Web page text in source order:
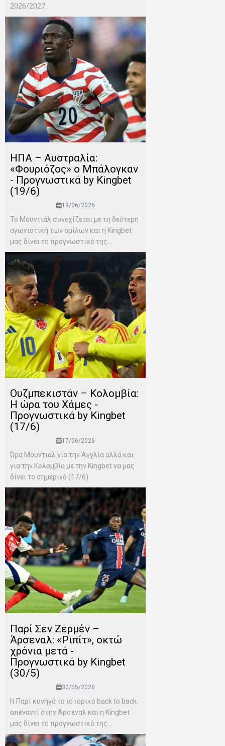
2026/2027.
ΗΠΑ – Αυστραλία:
«Φουριόζος» ο Μπάλογκαν
- Προγνωστικά by Kingbet
(19/6)
19/06/2026
Το Μουντιάλ συνεχίζεται με τη δεύτερη
αγωνιστική των ομίλων και η Kingbet
μας δίνει το προγνωστικό της...
Ουζμπεκιστάν – Κολομβία:
Η ώρα του Χάμες -
Προγνωστικά by Kingbet
(17/6)
17/06/2026
Ώρα Μουντιάλ για την Αγγλία αλλά και
για την Κολομβία με την Kingbet να μας
δίνει το σημερινό (17/6)...
Παρί Σεν Ζερμέν –
Άρσεναλ: «Ριπίτ», οκτώ
χρόνια μετά -
Προγνωστικά by Kingbet
(30/5)
30/05/2026
Η Παρί κυνηγά το ιστορικό back to back
απέναντι στην Άρσεναλ και η Kingbet
μας δίνει το προγνωστικό της...